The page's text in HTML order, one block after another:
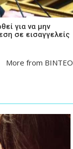
για να μην
σε εισαγγελείς
More from ΒΙΝΤΕΟ